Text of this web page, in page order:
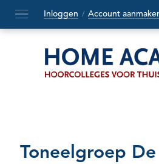
Hoofdmenu
openen
Inloggen / Account
Toneelgroep